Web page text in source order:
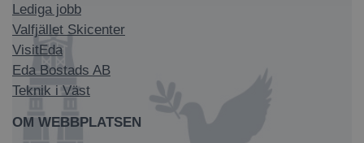
Lediga jobb
Valfjället Skicenter
VisitEda
Eda Bostads AB
Teknik i Väst
OM WEBBPLATSEN